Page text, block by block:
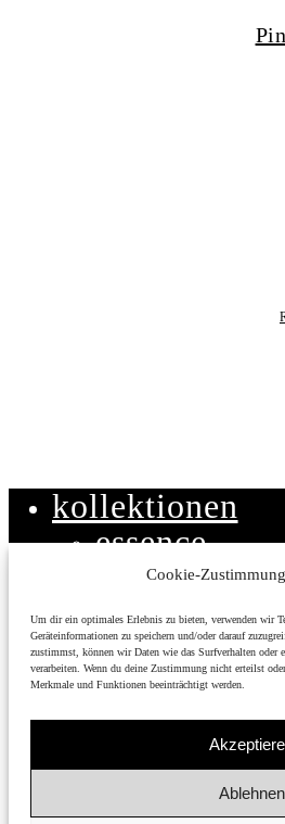
Cookie-
Um dir ein optimales Erlebnis zu bieten, verwenden wir
Geräteinformationen zu speichern und/oder darauf
zustimmst, können wir Daten wie das Surfverhalten oder
verarbeiten. Wenn du deine Zustimmung nicht erteilst
Merkmale und Funktionen beeinträchtigt werden.
Ablehnen
kollektionen
essence
ambience
balance
designs
wet-system
akustik
materialien